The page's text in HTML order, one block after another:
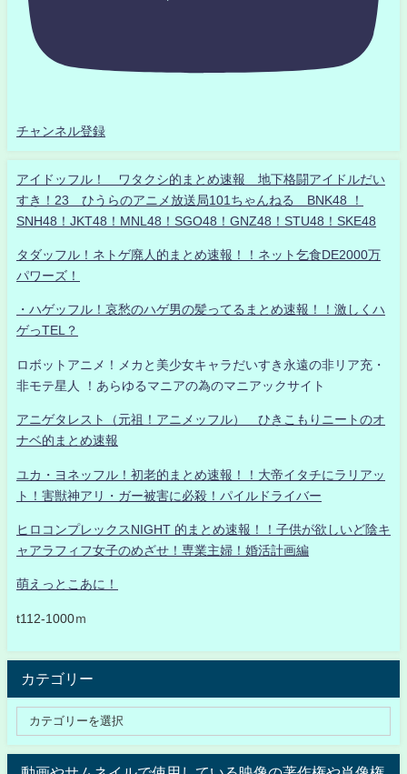
チャンネル登録
アイドッフル！ ワタクシ的まとめ速報 地下格闘アイドルだい
すき！23 ひうらのアニメ放送局101ちゃんねる BNK48 ！
SNH48！JKT48！MNL48！SGO48！GNZ48！STU48！SKE48
タダッフル！ネトゲ廃人的まとめ速報！！ネット乞食DE2000万
パワーズ！
・ハゲッフル！哀愁のハゲ男の髪ってるまとめ速報！！激しくハ
ゲっTEL？
ロボットアニメ！メカと美少女キャラだいすき永遠の非リア充・
非モテ星人 ！あらゆるマニアの為のマニアックサイト
アニゲタレスト（元祖！アニメッフル） ひきこもりニートのオ
ナベ的まとめ速報
ユカ・ヨネッフル！初老的まとめ速報！！大帝イタチにラリアッ
ト！害獣神アリ・ガー被害に必殺！パイルドライバー
ヒロコンプレックスNIGHT 的まとめ速報！！子供が欲しいど陰キ
ャアラフィフ女子のめざせ！専業主婦！婚活計画編
萌えっとこあに！
t112-1000ｍ
カテゴリー